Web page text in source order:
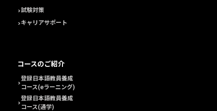
試験対策
キャリアサポート
コースのご紹介
登録日本語教員養成
コース(eラーニング)
登録日本語教員養成
コース(通学)